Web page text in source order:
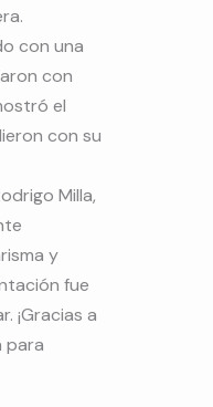
con una
con
el
con su
Milla,
y
fue
¡Gracias a
para